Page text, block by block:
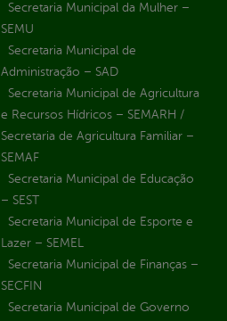
Secretaria Municipal da Mulher –
SEMU
Secretaria Municipal de
Administração – SAD
Secretaria Municipal de Agricultura
e Recursos Hídricos – SEMARH /
Secretaria de Agricultura Familiar –
SEMAF
Secretaria Municipal de Educação
– SEST
Secretaria Municipal de Esporte e
Lazer – SEMEL
Secretaria Municipal de Finanças –
SECFIN
Secretaria Municipal de Governo